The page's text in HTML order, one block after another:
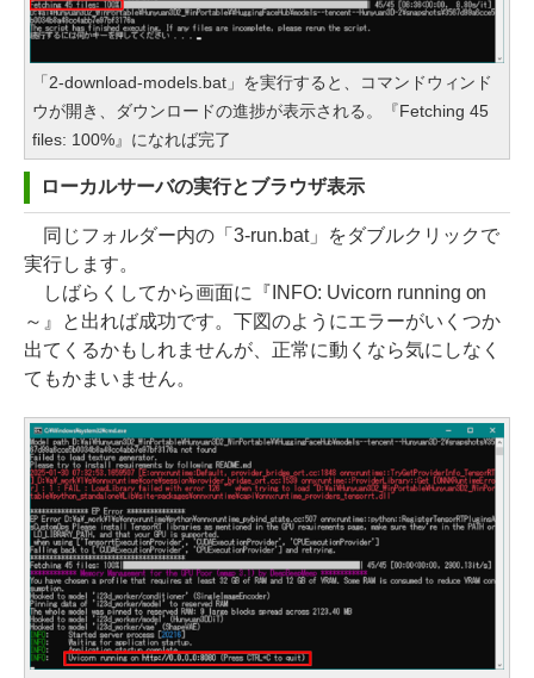
「2-download-models.bat」を実行すると、コマンドウィンド
ウが開き、ダウンロードの進捗が表示される。『Fetching 45
files: 100%』になれば完了
ローカルサーバの実行とブラウザ表示
同じフォルダー内の「3-run.bat」をダブルクリックで
実行します。
しばらくしてから画面に『INFO: Uvicorn running on
～』と出れば成功です。下図のようにエラーがいくつか
出てくるかもしれませんが、正常に動くなら気にしなく
てもかまいません。